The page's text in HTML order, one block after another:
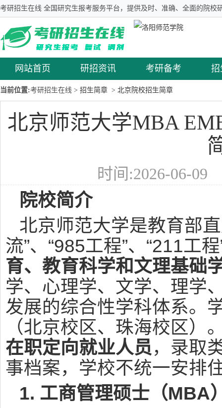
考研招生在线 全国研究生报考服务平台，提供及时、准确、全面的院校
网站首页 研招资讯 考研备考 招
当前位置:考研招生在线 > 招生简章 > 北京院校招生简章
北京师范大学MBA
时间:2026-06-
院校简介
北京师范大学是教育部
流”、“985工程”、“211工
育、教育科学和文理基础
学、心理学、文学、理学
发展的综合性学科体系。
（北京校区、珠海校区）
在职定向就业人员 ，录取
事档案，学校不统一安排
1. 工商管理硕士（MBA